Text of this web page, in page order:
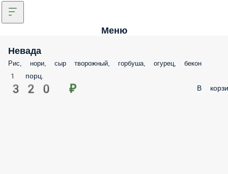
Меню
Невада
Рис, нори, сыр творожный, горбуша, огурец, бекон
1 порц.
320 ₽ В